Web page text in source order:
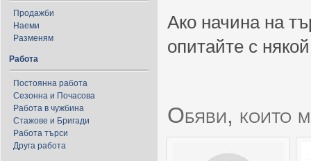
Продажби
Наеми
Разменям
Работа
Постоянна работа
Сезонна и Почасова
Работа в чужбина
Стажове и Бригади
Работа търси
Друга работа
Ако начина на
опитайте с
Обяви, които